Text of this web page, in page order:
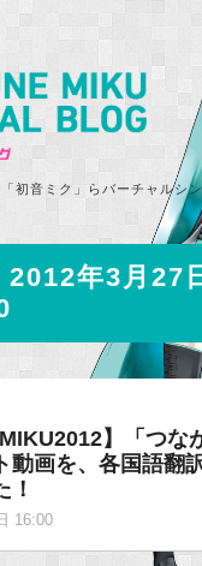
初音ミク」らバーチャルシ
2012年3月27
】「つな
動画を、各国語翻
！
16:00